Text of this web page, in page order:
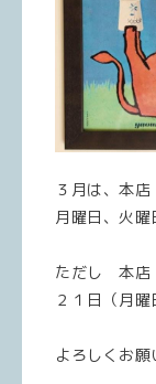
３月は、本
月曜日、火
ただし 本店
２１日（月曜
よろしくお願